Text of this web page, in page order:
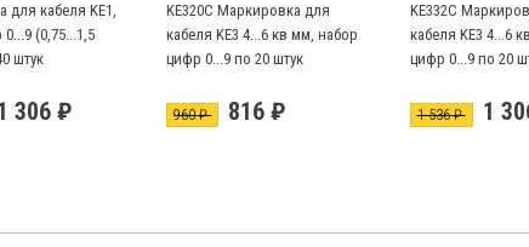
для кабеля KE1,
(0,75...1,5
штук
306 ₽
KE320C Маркировка для
кабеля KE3 4...6 кв мм, набор
цифр 0...9 по 20 штук
960 ₽ 816 ₽
KE332C
кабеля KE3 4...6
цифр 0...9 по 20
1 536 ₽ 1